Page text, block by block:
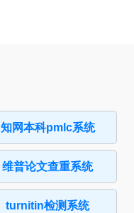
知网本科pmlc系统
维普论文查重系统
turnitin检测系统